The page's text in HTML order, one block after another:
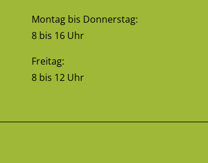
Montag bis Donnerstag:
8 bis 16 Uhr
Freitag:
8 bis 12 Uhr